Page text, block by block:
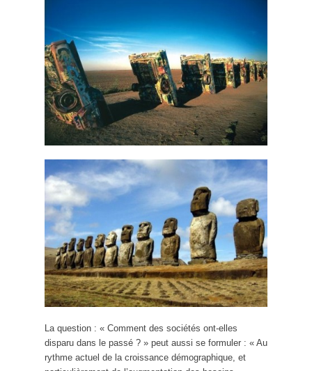
La question : « Comment des sociétés ont-elles
disparu dans le passé ? » peut aussi se formuler : « Au
rythme actuel de la croissance démographique, et